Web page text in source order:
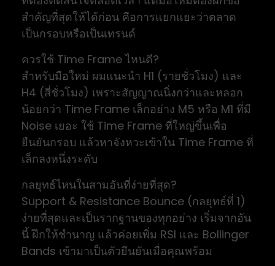
สำคัญที่สุดให้ได้ก่อน คือการแยกแยะว่าตลาด
เป็นกรอบหรือเป็นเทรนด์
ควรใช้ Time Frame ไหนดี?
สำหรับมือใหม่ ผมแนะนำ H1 (รายชั่วโมง) และ
H4 (สี่ชั่วโมง) เพราะสัญญาณนิ่งกว่าและหลอก
น้อยกว่า Time Frame เล็กอย่าง M5 หรือ M1 ที่มี
Noise เยอะ ใช้ Time Frame ที่ใหญ่ขึ้นเพื่อ
ยืนยันกรอบ แล้วหาจังหวะเข้าใน Time Frame ที่
เล็กลงหนึ่งระดับ
กลยุทธ์ไหนในสามอันที่ง่ายที่สุด?
Support & Resistance Bounce (กลยุทธ์ที่ 1)
ง่ายที่สุดและเป็นรากฐานของทุกอย่าง เริ่มจากอัน
นี้ ฝึกให้ชำนาญ แล้วค่อยเพิ่ม RSI และ Bollinger
Bands เข้ามาเป็นตัวยืนยันเมื่อคุณพร้อม